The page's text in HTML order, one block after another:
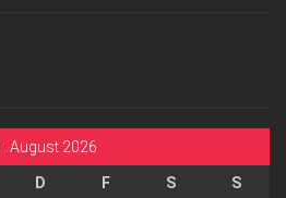
August 2026
D F S
S